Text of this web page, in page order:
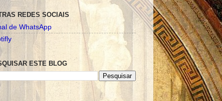
REDES SOCIAIS
de WhatsApp
ESTE BLOG